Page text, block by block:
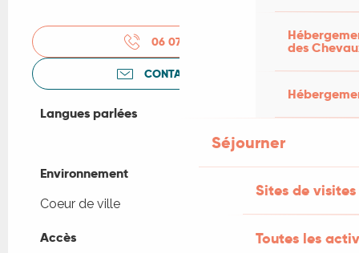
des
Séjourner
Sites de visites
Toutes les
06 07 09 60
CONTACTEZ-NOUS
Langues parlées
Langues parlées
Environnement
Environnement
Coeur de ville
Accès
Accès